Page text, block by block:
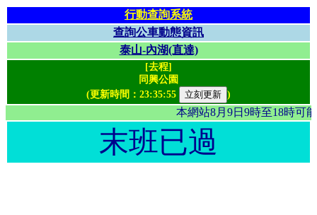
行動查詢系統
查詢公車動態資訊
泰山-內湖(直達)
[去程]
同興公園
(更新時間： 23:35:55 )
本網站8月9日9時至18
末班已過